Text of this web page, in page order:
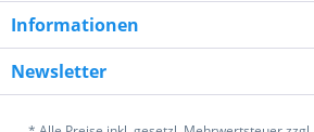
3 * 1 = ?
Informationen
Newsletter